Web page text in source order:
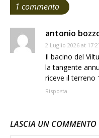
1 commento
antonio
2 Luglio 2026 at
Il bacino del
la tangente
riceve il terreno
Risposta
LASCIA UN COMMENTO